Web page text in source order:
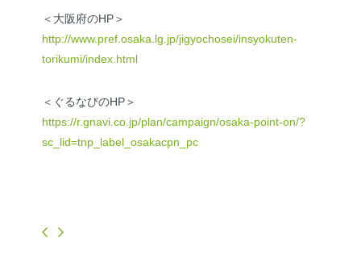
＜大阪府のHP＞
http://www.pref.osaka.lg.jp/jigyochosei/insyokuten-
torikumi/index.html
＜ぐるなびのHP＞
https://r.gnavi.co.jp/plan/campaign/osaka-point-on/?
sc_lid=tnp_label_osakacpn_pc